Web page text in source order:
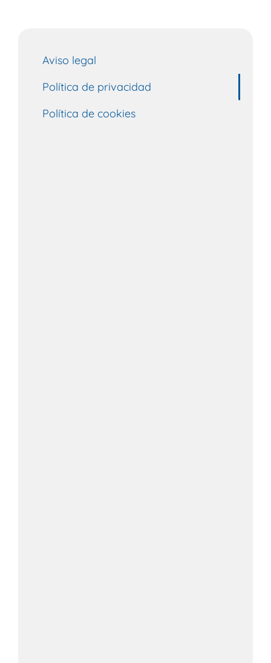
Aviso legal
Política de privacidad
Política de cookies